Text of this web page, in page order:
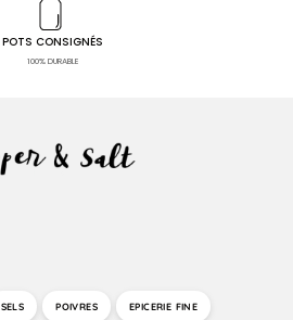
POTS CONSIGNÉS
100% DURABLE
SELS POIVRES EPICERIE FINE